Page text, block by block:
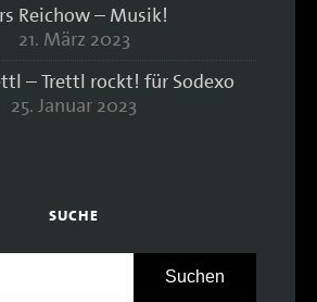
Reichow – Musik!
21. März 2023
– Trettl rockt! für Sodexo
25. Januar 2023
SUCHE